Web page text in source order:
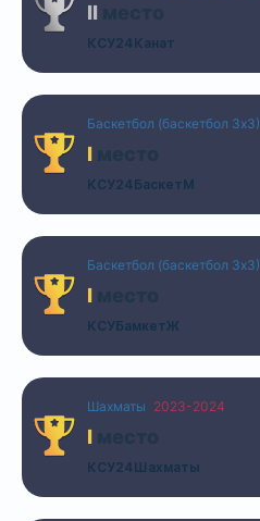
II
КСУ24Канат
Баскетбол (баскетбол 3х3)
I
КСУ24БаскетМ
Баскетбол (баскетбол 3х3)
I
КСУБамкетЖ
Шахматы 2023-2024
I
КСУ24Шахматы